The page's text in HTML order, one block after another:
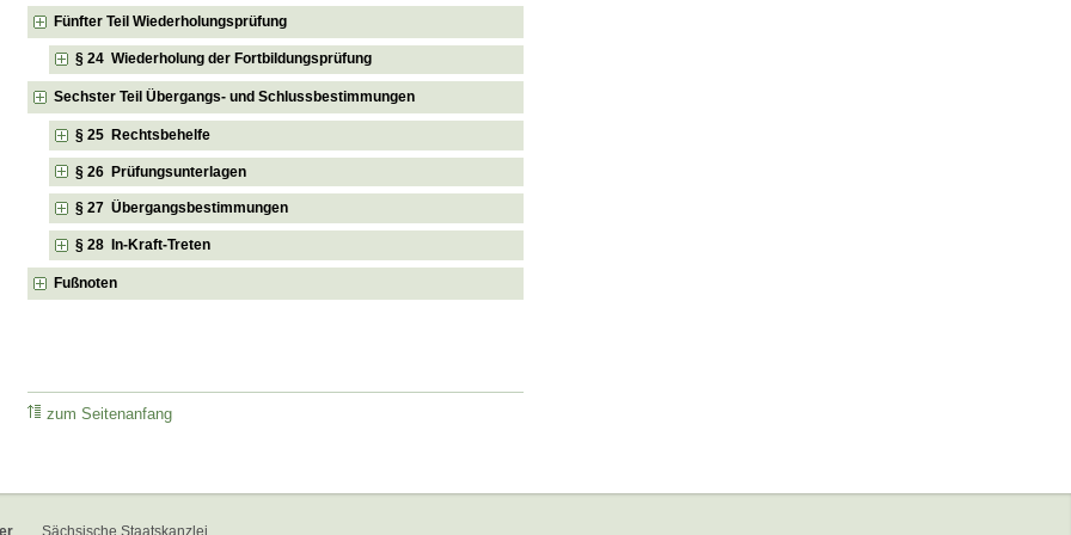
Fünfter Teil Wiederholungsprüfung
§ 24 Wiederholung der Fortbildungsprüfung
Sechster Teil Übergangs- und Schlussbestimmungen
§ 25 Rechtsbehelfe
§ 26 Prüfungsunterlagen
§ 27 Übergangsbestimmungen
§ 28 In-Kraft-Treten
Fußnoten
zum Seitenanfang